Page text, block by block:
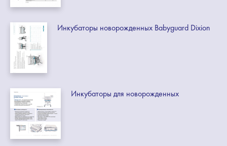
Инкубаторы новорожденных Babyguard Dixion
Инкубаторы для новорожденных